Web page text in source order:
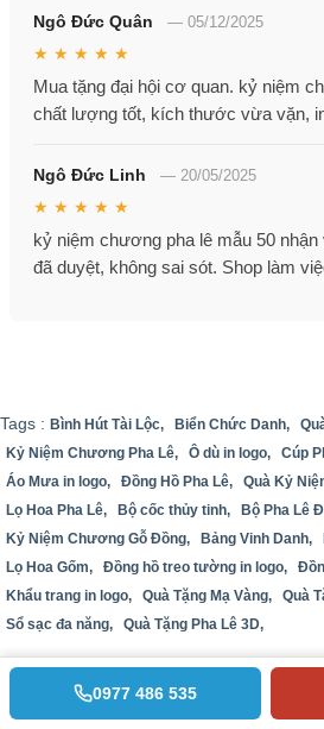
Ngô Đức Quân — 05/12/2025
★ ★ ★ ★ ★
Mua tặng đại hội cơ quan. kỷ niệm
chất lượng tốt, kích thước vừa vặn,
Ngô Đức Linh — 20/05/2025
★ ★ ★ ★ ★
kỷ niệm chương pha lê mẫu 50
đã duyệt, không sai sót. Shop làm
Tags : Bình Hút Tài Lộc, Biển Chức Danh,
Kỷ Niệm Chương Pha Lê,
Ô dù in logo,
Cúp
Áo Mưa in logo,
Đồng Hồ Pha Lê,
Quà Kỷ
Lọ Hoa Pha Lê,
Bộ cốc thủy tinh,
Bộ Pha Lê
Kỷ Niệm Chương Gỗ Đồng,
Bảng Vinh Danh,
Lọ Hoa Gốm,
Đồng hồ treo tường in logo,
Khẩu trang in logo,
Quà Tặng Mạ Vàng,
Quà
Sổ sạc đa năng,
Quà Tặng Pha Lê 3D,
0977 486 535